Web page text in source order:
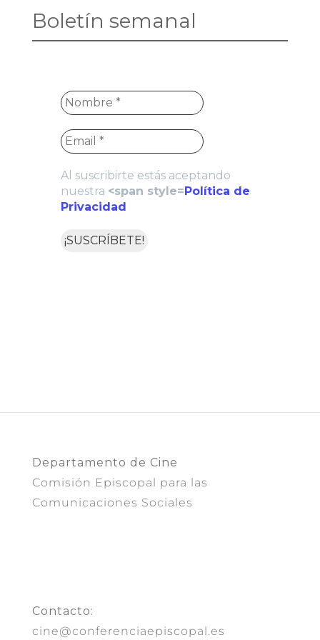
Boletín semanal
Al suscribirte estás aceptando
nuestra <span style=Política de
Privacidad
Departamento de Cine
Comisión Episcopal para las
Comunicaciones Sociales
Contacto:
cine@conferenciaepiscopal.es